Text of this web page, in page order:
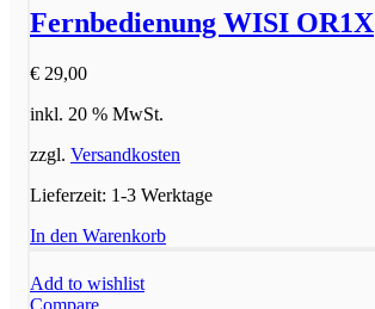
Fernbedienung WISI OR1X
€ 29,00
inkl. 20 % MwSt.
zzgl. Versandkosten
Lieferzeit: 1-3 Werktage
In den Warenkorb
Add to wishlist
Compare